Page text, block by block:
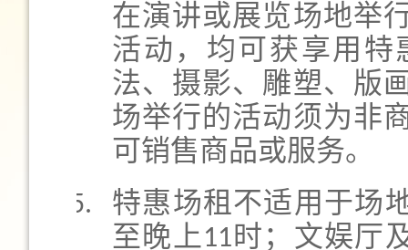
在演讲或展览场地举
活动，均可获享用特
法、摄影、雕塑、版
场举行的活动须为非
可销售商品或服务。
特惠场租不适用于场
至晚上11时；文娱厅